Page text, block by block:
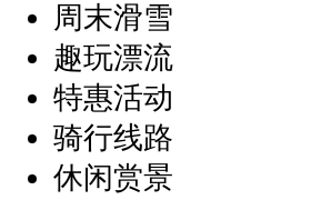
周末滑雪
趣玩漂流
特惠活动
骑行线路
休闲赏景